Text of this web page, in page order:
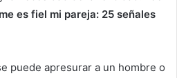
es fiel mi pareja: 25 señales
puede apresurar a un hombre o